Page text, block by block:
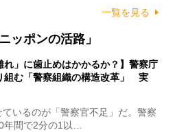
一覧を見る
ッポンの活路」
れ」に歯止めはかかるか？】警察庁
組む「警察組織の構造改革」 実
いるのが「警察官不足」だ。警察
年間で2分の1以…